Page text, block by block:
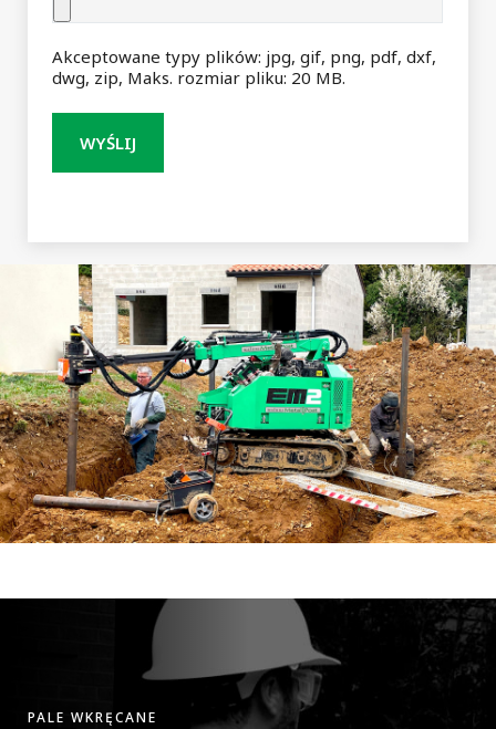
Akceptowane typy plików: jpg, gif, png, pdf, dxf,
dwg, zip, Maks. rozmiar pliku: 20 MB.
PALE WKRĘCANE